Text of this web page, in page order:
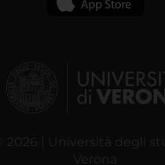
© 2026 | Università degli
Verona